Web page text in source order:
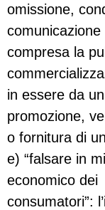
omissione,
compresa la
in essere da
promozione,
o fornitura di
e) “falsare in
economico dei
consumatori”: